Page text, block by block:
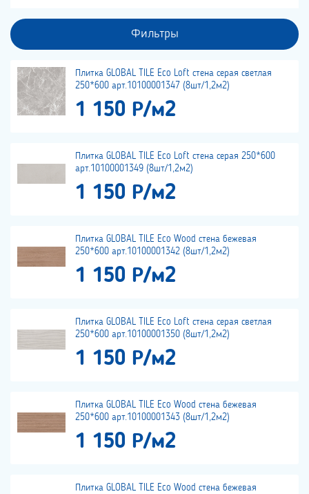
Фильтры
Плитка GLOBAL TILE Eco Loft стена серая светлая
250*600 арт.10100001347 (8шт/1,2м2)
1 150 Р/м2
Плитка GLOBAL TILE Eco Loft стена серая 250*600
арт.10100001349 (8шт/1,2м2)
1 150 Р/м2
Плитка GLOBAL TILE Eco Wood стена бежевая
250*600 арт.10100001342 (8шт/1,2м2)
1 150 Р/м2
Плитка GLOBAL TILE Eco Loft стена серая светлая
250*600 арт.10100001350 (8шт/1,2м2)
1 150 Р/м2
Плитка GLOBAL TILE Eco Wood стена бежевая
250*600 арт.10100001343 (8шт/1,2м2)
1 150 Р/м2
Плитка GLOBAL TILE Eco Wood стена бежевая